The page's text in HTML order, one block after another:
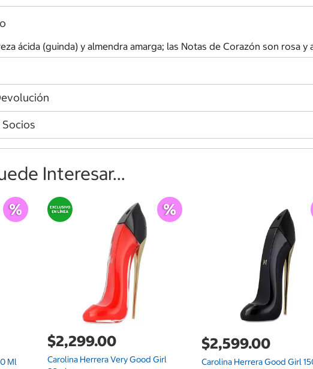
ácida (guinda) y almendra amarga; las Notas de Corazón son rosa
Interesar...
Ml
$2,299.00
Carolina Herrera Very Good Girl
$2,599.00
Carolina Herrera Good Girl